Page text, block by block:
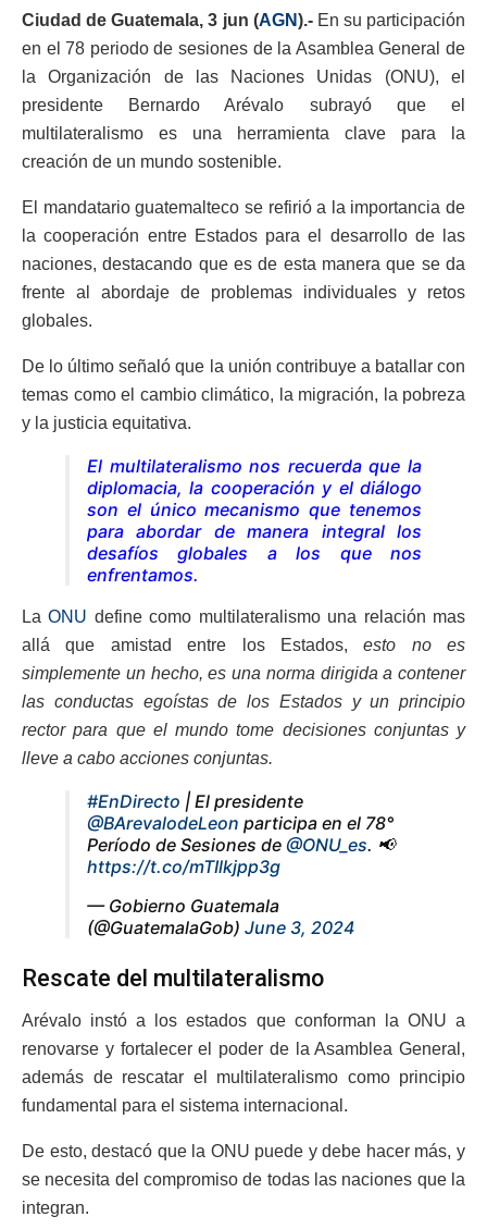
Ciudad de Guatemala, 3 jun (AGN).-En su participación
en el 78 periodo de sesiones de la Asamblea General de
la Organización de las Naciones Unidas (ONU), el
presidente Bernardo Arévalo subrayó que el
multilateralismo es una herramienta clave para la
creación de un mundo sostenible.
El mandatario guatemalteco se refirió a la importancia de
la cooperación entre Estados para el desarrollo de las
naciones, destacando que es de esta manera que se da
frente al abordaje de problemas individuales y retos
globales.
De lo último señaló que la unión contribuye a batallar con
temas como el cambio climático, la migración, la pobreza
y la justicia equitativa.
El multilateralismo nos recuerda que la
diplomacia, la cooperación y el diálogo
son el único mecanismo que tenemos
para abordar de manera integral los
desafíos globales a los que nos
enfrentamos.
LaONU define como multilateralismo una relación mas
allá que amistad entre los Estados,esto no es
simplemente un hecho, es una norma dirigida a contener
las conductas egoístas de los Estados y un principio
rector para que el mundo tome decisiones conjuntas y
lleve a cabo acciones conjuntas.
#EnDirecto | El presidente
@BArevalodeLeon participa en el 78°
Período de Sesiones de @ONU_es. 📢
https://t.co/mTIlkjpp3g
— Gobierno Guatemala
(@GuatemalaGob) June 3, 2024
Rescate del multilateralismo
Arévalo instó a los estados que conforman la ONU a
renovarse y fortalecer el poder de la Asamblea General,
además de rescatar el multilateralismo como principio
fundamental para el sistema internacional.
De esto, destacó que la ONU puede y debe hacer más, y
se necesita del compromiso de todas las naciones que la
integran.